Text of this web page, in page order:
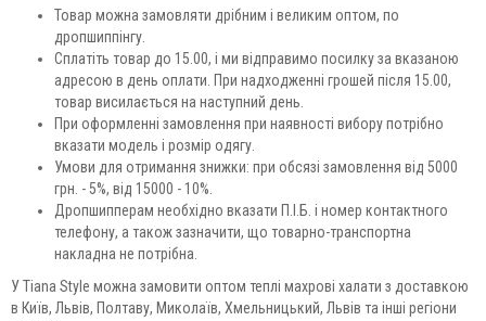
Товар можна замовляти дрібним і великим оптом, по
дропшиппінгу.
Сплатіть товар до 15.00, і ми відправимо посилку за вказаною
адресою в день оплати. При надходженні грошей після 15.00,
товар висилається на наступний день.
При оформленні замовлення при наявності вибору потрібно
вказати модель і розмір одягу.
Умови для отримання знижки: при обсязі замовлення від 5000
грн. - 5%, від 15000 - 10%.
Дропшипперам необхідно вказати П.І.Б. і номер контактного
телефону, а також зазначити, що товарно-транспортна
накладна не потрібна.
У Tiana Style можна замовити оптом теплі махрові халати з доставкою
в Київ, Львів, Полтаву, Миколаїв, Хмельницький, Львів та інші регіони